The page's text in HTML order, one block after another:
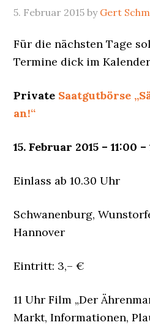
5. Februar 2015 by Gert
Für die nächsten Tage
Termine dick im
Private Saatgutbörse
an!“
15. Februar 2015 – 11:00 –
Einlass ab 10.30 Uhr
Schwanenburg,
Hannover
Eintritt: 3,– €
11 Uhr Film „Der
Markt, Informationen,